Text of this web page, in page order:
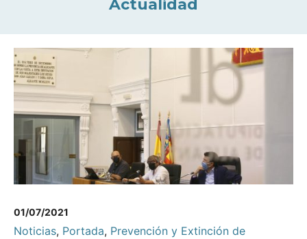
Actualidad
01/07/2021
Noticias, Portada, Prevención y Extinción de